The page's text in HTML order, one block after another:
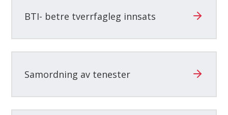
BTI- betre tverrfagleg innsats
Samordning av tenester